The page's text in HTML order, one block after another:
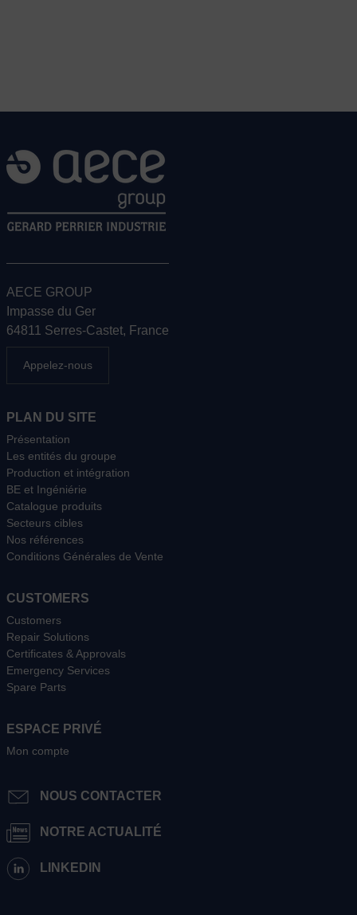
AECE GROUP
Impasse du Ger
64811 Serres-Castet, France
Appelez-nous
PLAN DU SITE
Présentation
Les entités du groupe
Production et intégration
BE et Ingéniérie
Catalogue produits
Secteurs cibles
Nos références
Conditions Générales de Vente
CUSTOMERS
Customers
Repair Solutions
Certificates & Approvals
Emergency Services
Spare Parts
ESPACE PRIVÉ
Mon compte
NOUS CONTACTER
NOTRE ACTUALITÉ
LINKEDIN